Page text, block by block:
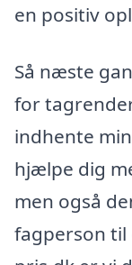
en positiv
Så næste
for
indhente
hjælpe dig
men også
fagperson til